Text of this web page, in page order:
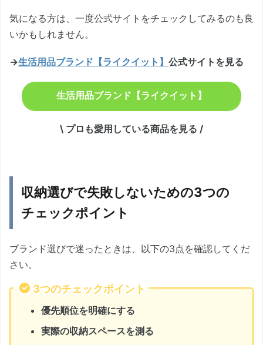
気になる方は、一度公式サイトをチェックしてみるのも良
いかもしれません。
→生活用品ブランド【ライクイット】 公式サイトを見る
生活用品ブランド【ライクイット】
\ プロも愛用している商品を見る /
収納選びで失敗しないための3つの
チェックポイント
ブランド選びで迷ったときは、以下の3点を確認してくだ
さい。
3つのチェックポイント
優先順位を明確にする
実際の収納スペースを測る